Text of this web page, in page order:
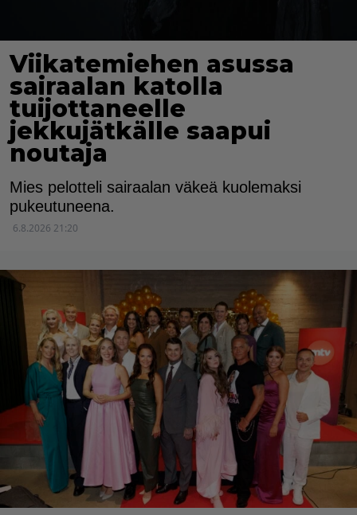
Viikatemiehen asussa
sairaalan katolla
tuijottaneelle
jekkujätkälle saapui
noutaja
Mies pelotteli sairaalan väkeä kuolemaksi
pukeutuneena.
6.8.2026 21:20